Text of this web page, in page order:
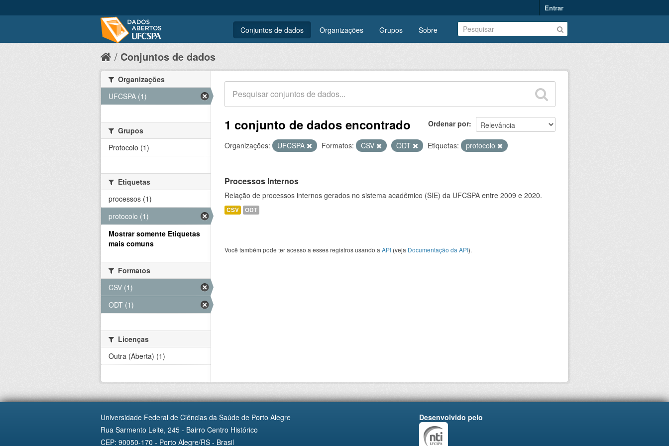
Entrar
Conjuntos de dados Organizações Grupos Sobre
Conjuntos de dados
Ordenar por
1 conjunto de dados encontrado
Organizações: UFCSPA Formatos: CSV ODT Etiquetas: protocolo
Processos Internos
Relação de processos internos gerados no sistema acadêmico (SIE) da UFCSPA entre 2009 e 2020.
CSV ODT
Você também pode ter acesso a esses registros usando a API (veja Documentação da API).
Organizações
UFCSPA (1)
Grupos
Protocolo (1)
Etiquetas
processos (1)
protocolo (1)
Mostrar somente Etiquetas
mais comuns
Formatos
CSV (1)
ODT (1)
Licenças
Outra (Aberta) (1)
Universidade Federal de Ciências da Saúde de Porto Alegre
Rua Sarmento Leite, 245 - Bairro Centro Histórico
CEP: 90050-170 - Porto Alegre/RS - Brasil
Desenvolvido pelo